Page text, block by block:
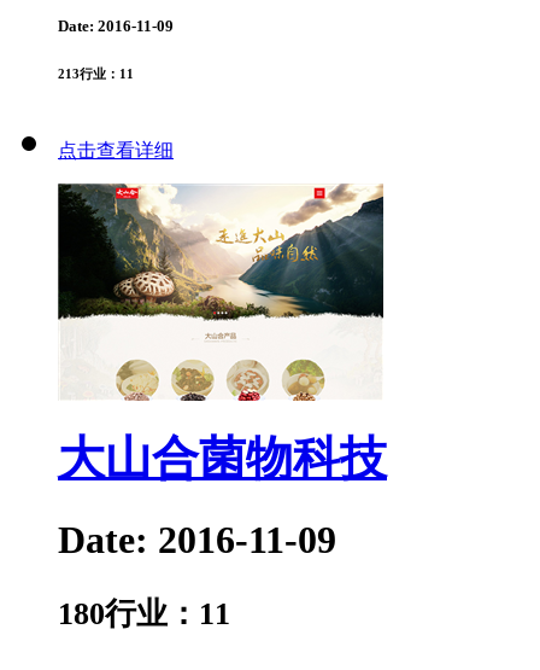
Date: 2016-11-09
213行业： 11
点击查看详细
大山合菌物科技
Date: 2016-11-09
180行业： 11